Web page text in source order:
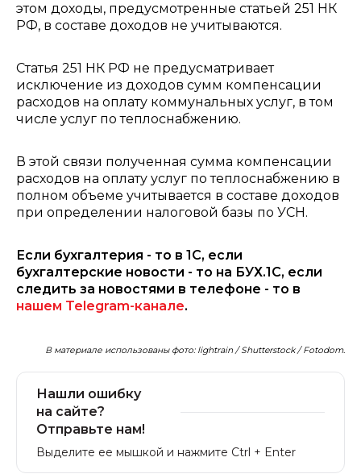
этом доходы, предусмотренные статьей 251 НК
РФ, в составе доходов не учитываются.
Статья 251 НК РФ не предусматривает
исключение из доходов сумм компенсации
расходов на оплату коммунальных услуг, в том
числе услуг по теплоснабжению.
В этой связи полученная сумма компенсации
расходов на оплату услуг по теплоснабжению в
полном объеме учитывается в составе доходов
при определении налоговой базы по УСН.
Если бухгалтерия - то в 1С, если
бухгалтерские новости - то на БУХ.1С, если
следить за новостями в телефоне - то в
нашем Telegram-канале.
В материале использованы фото: lightrain / Shutterstock / Fotodom.
Нашли ошибку
на сайте?
Отправьте нам!
Выделите ее мышкой и нажмите Ctrl + Enter